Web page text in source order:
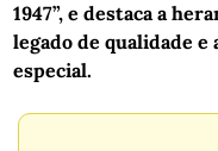
1947”, e destaca a
legado de qualidade
especial.